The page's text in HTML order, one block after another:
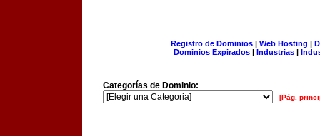
Registro de Dominios| Web Hosting |
Dominios Expirados | Industrias |
Categorías de Dominio:
[Pág.